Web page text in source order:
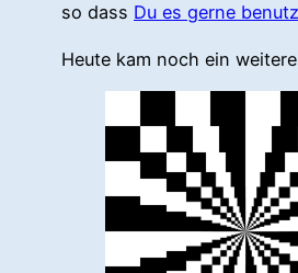
so dass Du es gerne
Heute kam noch ein